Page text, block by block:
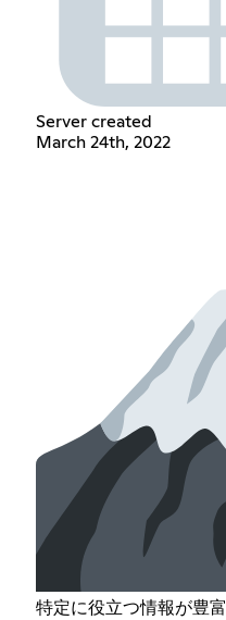
Server created
March 24th, 2022
特定に役立つ情報が豊富